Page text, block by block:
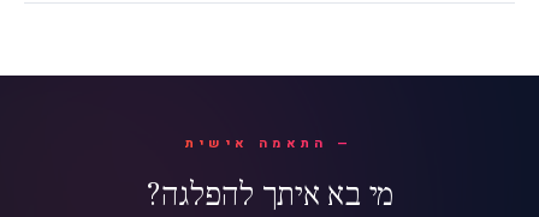
התאמה אישית
מי בא איתך להפלגה?